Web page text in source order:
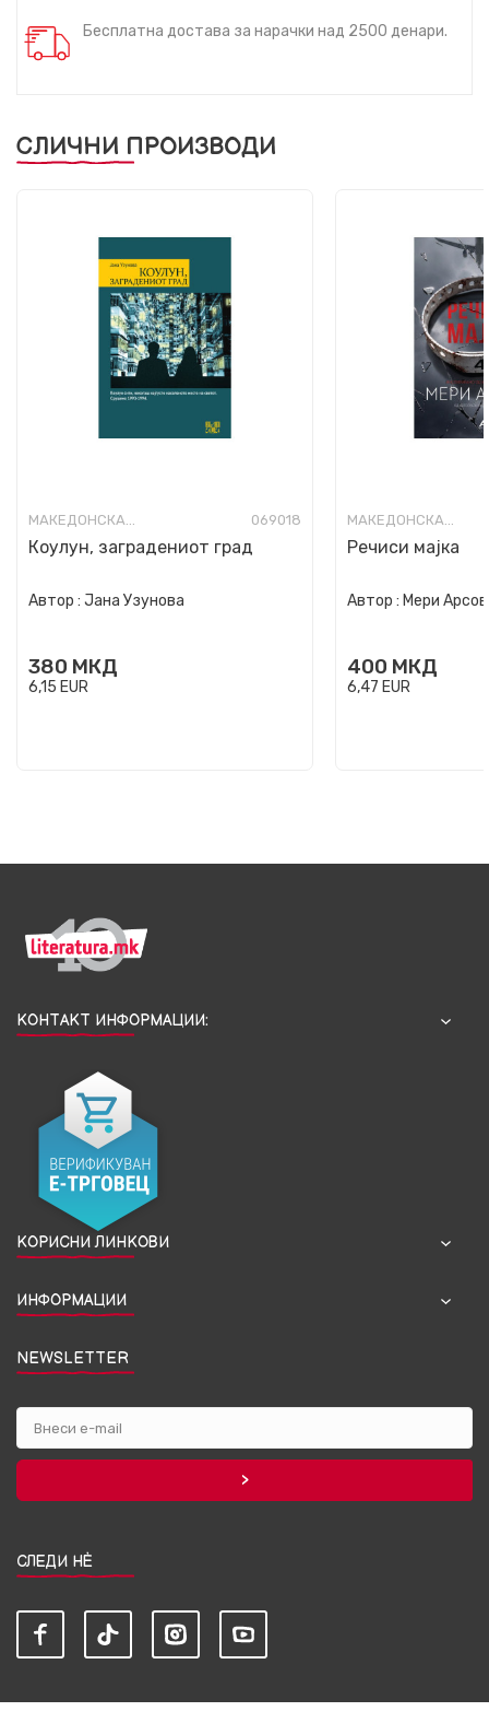
Бесплатна достава за нарачки над 2500 денари.
СЛИЧНИ ПРОИЗВОДИ
МАКЕДОНСКА КНИЖЕВНОСТ 069018
Коулун, заградениот град
Автор : Јана Узунова
380 МКД
6,15 EUR
МАКЕДОНСКА КНИЖЕВНОСТ
Речиси мајка
Автор : Мери
400 МКД
6,47 EUR
КОНТАКТ ИНФОРМАЦИИ:
КОРИСНИ ЛИНКОВИ
ИНФОРМАЦИИ
NEWSLETTER
СЛЕДИ НЀ